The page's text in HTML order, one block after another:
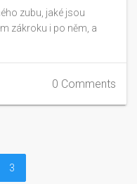
zubu, jaké jsou
zákroku i po něm, a
0 Comments
3